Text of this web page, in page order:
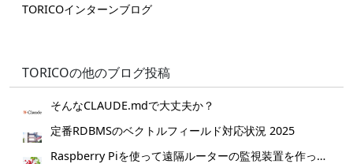
TORICOインターンブログ
TORICOの他のブログ投稿
そんなCLAUDE.mdで大丈夫か？
定番RDBMSのベクトルフィールド対応状況 2025
Raspberry Piを使って遠隔ルーターの監視装置を作ってみた。